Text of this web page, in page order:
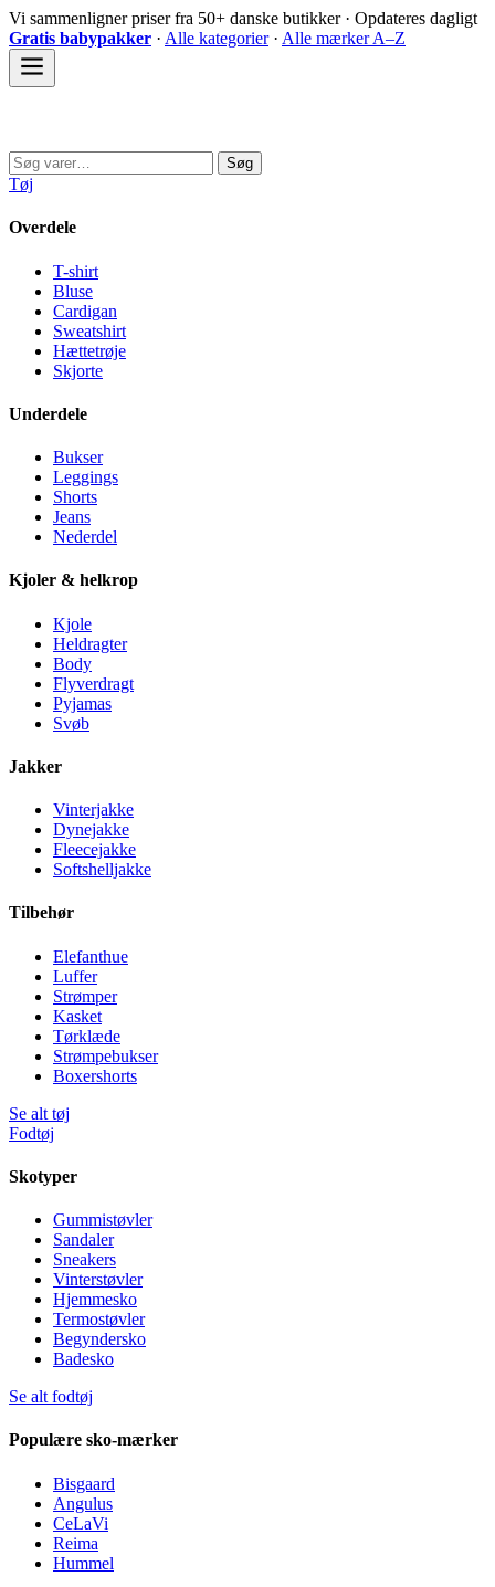
Spring
til
indhold
Vi sammenligner priser fra 50+ danske butikker · Opdateres dagligt
Gratis babypakker · Alle kategorier· Alle mærker A–Z
Søg
efter:
Søg
Tøj
Overdele
T-shirt
Bluse
Cardigan
Sweatshirt
Hættetrøje
Skjorte
Underdele
Bukser
Leggings
Shorts
Jeans
Nederdel
Kjoler & helkrop
Kjole
Heldragter
Body
Flyverdragt
Pyjamas
Svøb
Jakker
Vinterjakke
Dynejakke
Fleecejakke
Softshelljakke
Tilbehør
Elefanthue
Luffer
Strømper
Kasket
Tørklæde
Strømpebukser
Boxershorts
Se alt tøj
Fodtøj
Skotyper
Gummistøvler
Sandaler
Sneakers
Vinterstøvler
Hjemmesko
Termostøvler
Begyndersko
Badesko
Se alt fodtøj
Populære sko-mærker
Bisgaard
Angulus
CeLaVi
Reima
Hummel